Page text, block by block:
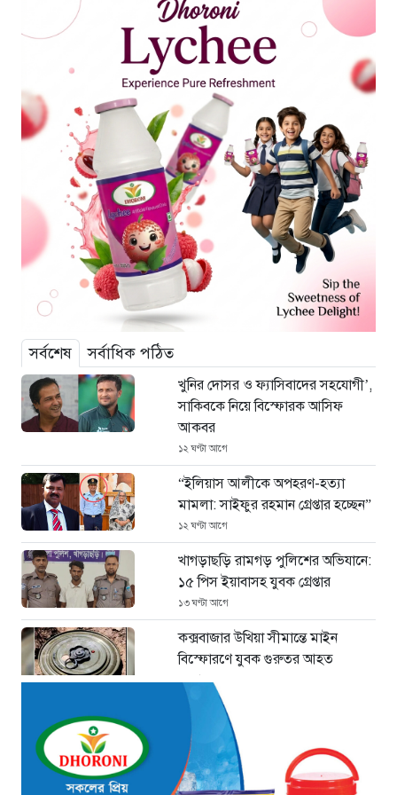
সর্বশেষ সর্বাধিক পঠিত
খুনির দোসর ও ফ্যাসিবাদের সহযোগী’,
সাকিবকে নিয়ে বিস্ফোরক আসিফ
আকবর
১২ ঘণ্টা আগে
“ইলিয়াস আলীকে অপহরণ-হত্যা
মামলা: সাইফুর রহমান গ্রেপ্তার হচ্ছেন”
১২ ঘণ্টা আগে
খাগড়াছড়ি রামগড় পুলিশের অভিযানে:
১৫ পিস ইয়াবাসহ যুবক গ্রেপ্তার
১৩ ঘণ্টা আগে
কক্সবাজার উখিয়া সীমান্তে মাইন
বিস্ফোরণে যুবক গুরুতর আহত
১৩ ঘণ্টা আগে
জোরারগঞ্জ থানা পুলিশের বিশেষ
অভিযান কক্সবাজারের পুরনো মাদক
কারবারি গ্রেফতার
১৩ ঘণ্টা আগে